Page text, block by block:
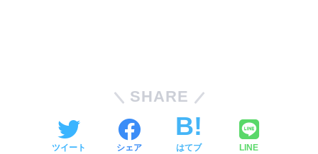
SHARE
ツイート シェア はてブ LINE